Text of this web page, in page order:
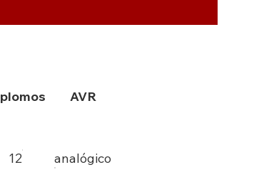
plomos AVR
12 analógico